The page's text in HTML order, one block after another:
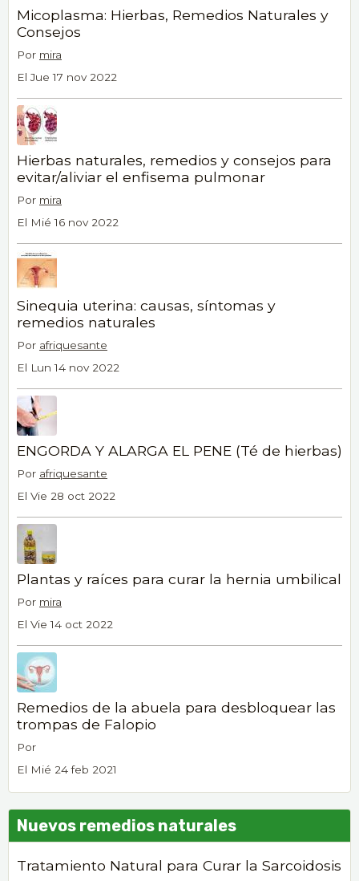
Micoplasma: Hierbas, Remedios Naturales y
Consejos
Por mira
El Jue 17 nov 2022
Hierbas naturales, remedios y consejos para
evitar/aliviar el enfisema pulmonar
Por mira
El Mié 16 nov 2022
Sinequia uterina: causas, síntomas y
remedios naturales
Por afriquesante
El Lun 14 nov 2022
ENGORDA Y ALARGA EL PENE (Té de hierbas)
Por afriquesante
El Vie 28 oct 2022
Plantas y raíces para curar la hernia umbilical
Por mira
El Vie 14 oct 2022
Remedios de la abuela para desbloquear las
trompas de Falopio
Por
El Mié 24 feb 2021
Nuevos remedios naturales
Tratamiento Natural para Curar la Sarcoidosis